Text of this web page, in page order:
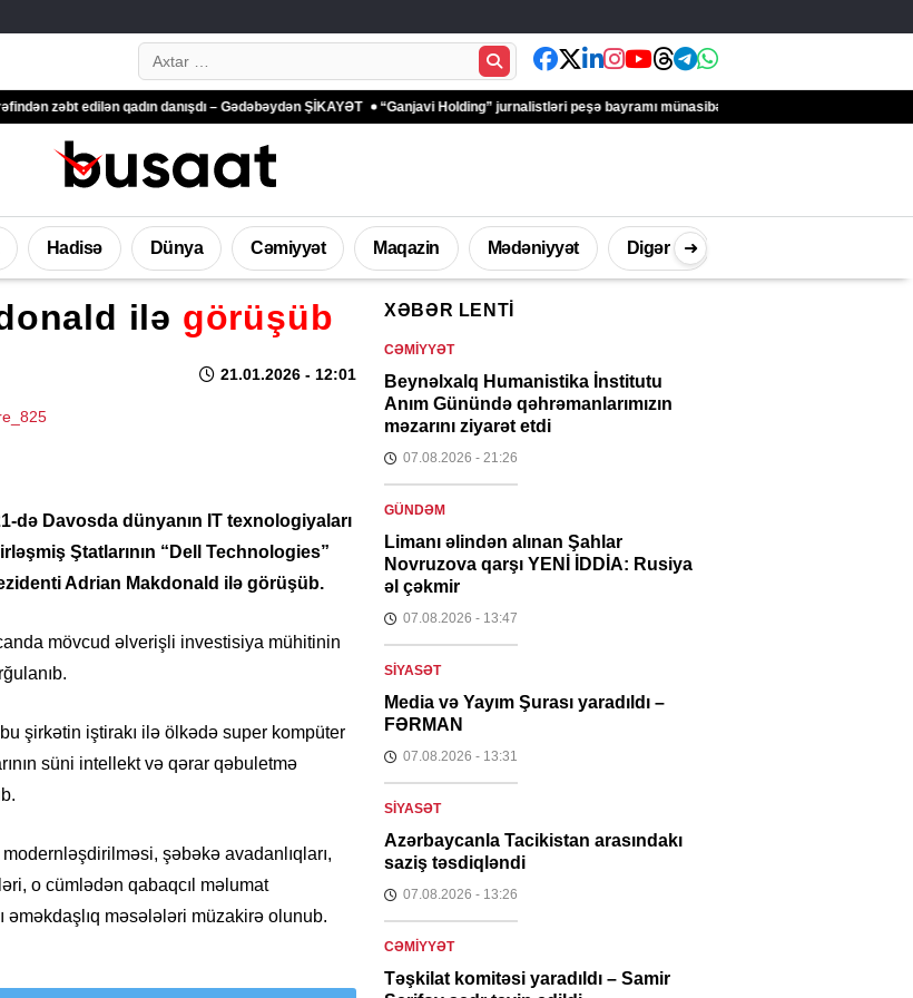
Search…
qadın danışdı – Gədəbəydən ŞİKAYƏT “Ganjavi Holding” jurnalistləri peşə bayramı münasibətilə təbrik edib – FOTOLAR
Hadisə Dünya Cəmiyyət Maqazin Mədəniyyət Digər ➜
ilə görüşüb
21.01.2026 - 12:01
də Davosda dünyanın IT texnologiyaları
Ştatlarının “Dell Technologies”
Adrian Makdonald ilə görüşüb.
mövcud əlverişli investisiya mühitinin
şirkətin iştirakı ilə ölkədə super kompüter
süni intellekt və qərar qəbuletmə
şəbəkə avadanlıqları,
o cümlədən qabaqcıl məlumat
məsələləri müzakirə olunub.
XƏBƏR LENTI
CƏMIYYƏT
Beynəlxalq Humanistika İnstitutu
Anım Günündə qəhrəmanlarımızın
məzarını ziyarət etdi
07.08.2026 - 21:26
GÜNDƏM
Limanı əlindən alınan Şahlar
Novruzova qarşı YENİ İDDİA: Rusiya
əl çəkmir
07.08.2026 - 13:47
SIYASƏT
Media və Yayım Şurası yaradıldı –
FƏRMAN
07.08.2026 - 13:31
SIYASƏT
Azərbaycanla Tacikistan arasındakı
saziş təsdiqləndi
07.08.2026 - 13:26
CƏMIYYƏT
Təşkilat komitəsi yaradıldı – Samir